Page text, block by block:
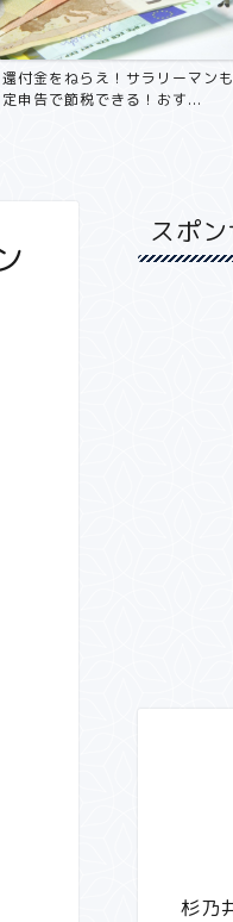
還付金をねらえ！サラリーマン
定申告で節税できる！おす...
スポ
杉乃